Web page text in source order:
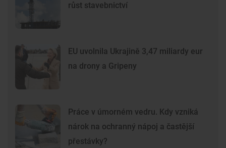
růst stavebnictví
EU uvolnila Ukrajině 3,47 miliardy eur
na drony a Gripeny
Práce v úmorném vedru. Kdy vzniká
nárok na ochranný nápoj a častější
přestávky?